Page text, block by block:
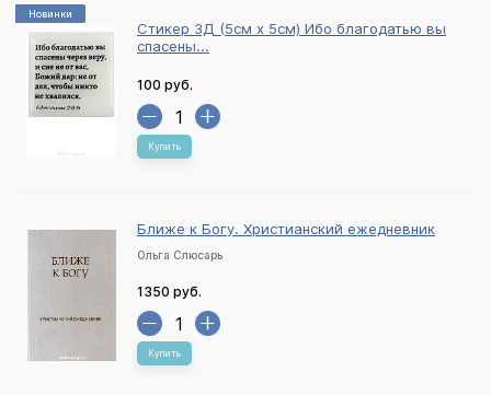
Новинки
Стикер 3Д (5см х 5см) Ибо благодатью вы
спасены...
100 руб.
Купить
Ближе к Богу. Христианский ежедневник
Ольга Слюсарь
1350 руб.
Купить